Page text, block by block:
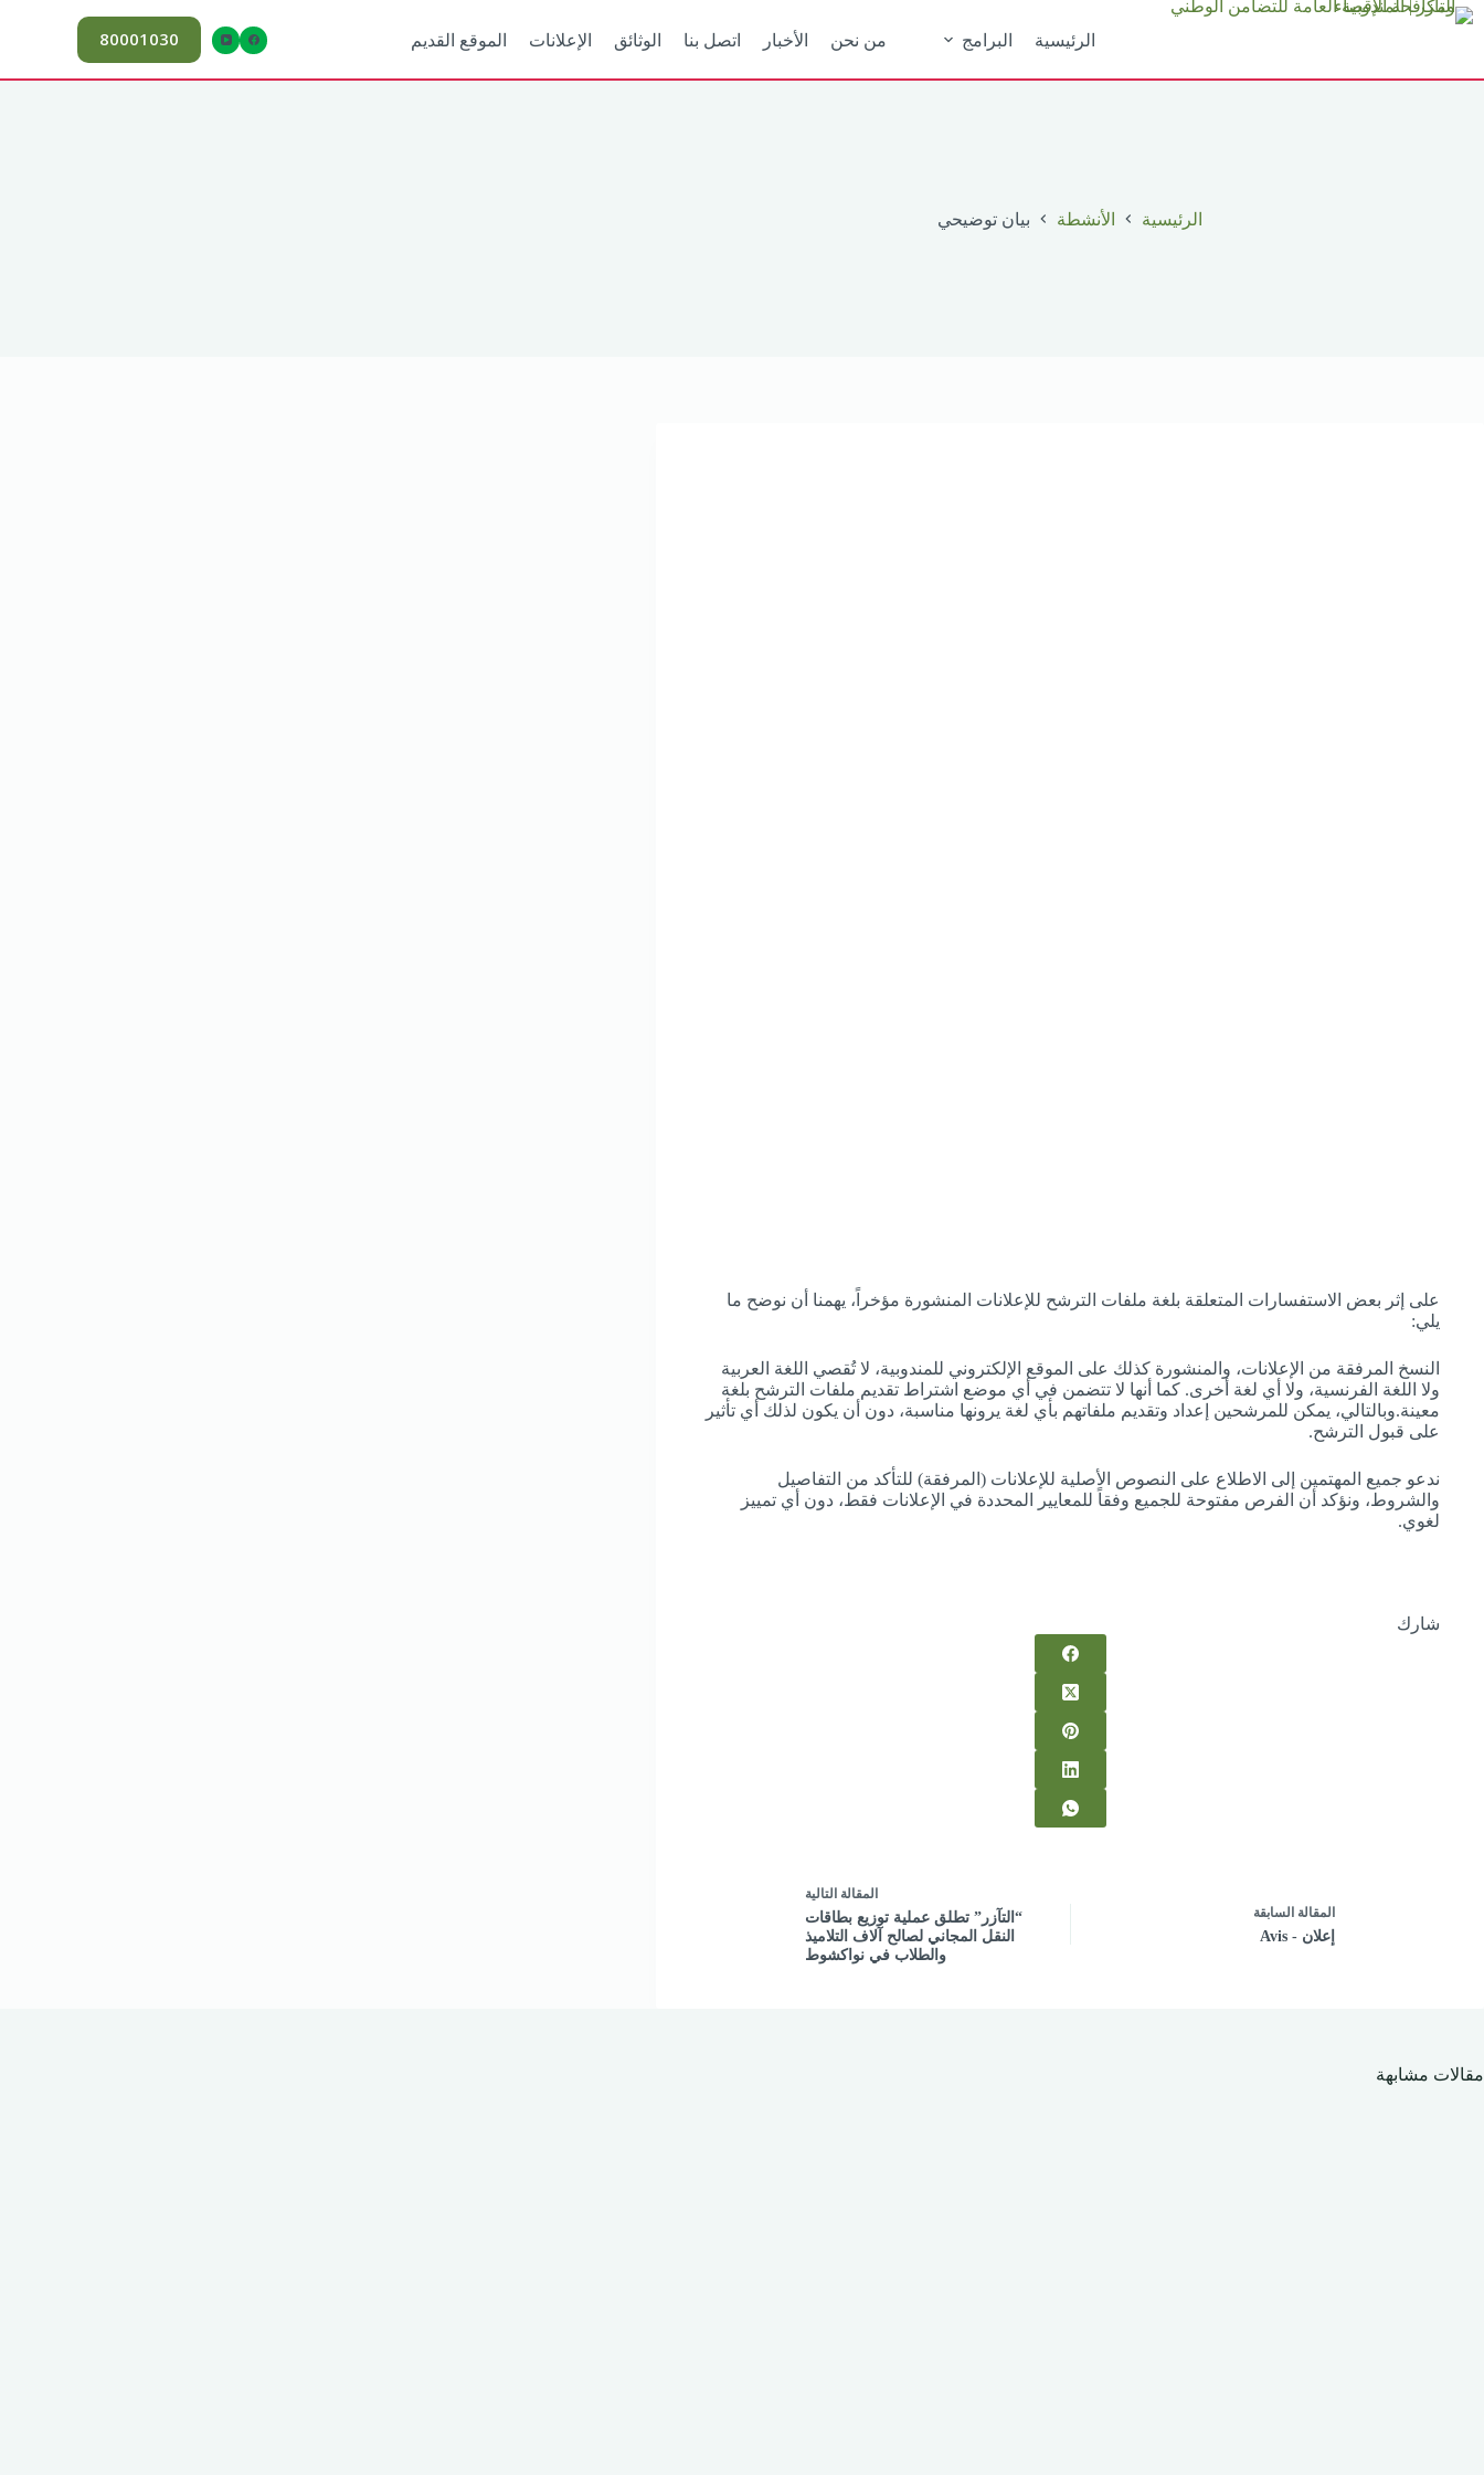
التجاوز
إلى
الرئيسية البرامج من نحن الأخبار اتصل بنا الوثائق الإعلانات الموقع القديم 80001030
الرئيسية الأنشطة بيان توضيحي
على إثر بعض الاستفسارات المتعلقة بلغة ملفات الترشح للإعلانات المنشورة مؤخراً، يهمنا أن نوضح ما
يلي:
النسخ المرفقة من الإعلانات، والمنشورة كذلك على الموقع الإلكتروني للمندوبية، لا تُقصي اللغة العربية
ولا اللغة الفرنسية، ولا أي لغة أخرى. كما أنها لا تتضمن في أي موضع اشتراط تقديم ملفات الترشح بلغة
معينة.وبالتالي، يمكن للمرشحين إعداد وتقديم ملفاتهم بأي لغة يرونها مناسبة، دون أن يكون لذلك أي تأثير
على قبول الترشح.
ندعو جميع المهتمين إلى الاطلاع على النصوص الأصلية للإعلانات (المرفقة) للتأكد من التفاصيل
والشروط، ونؤكد أن الفرص مفتوحة للجميع وفقاً للمعايير المحددة في الإعلانات فقط، دون أي تمييز
لغوي.
شارك
المقالة السابقة
إعلان - Avis
المقالة التالية
“التآزر” تطلق عملية توزيع بطاقات
النقل المجاني لصالح آلاف التلاميذ
والطلاب في نواكشوط
مقالات مشابهة